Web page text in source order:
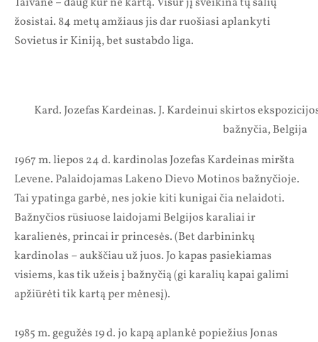
žosistai. 84 metų amžiaus jis dar ruošiasi aplankyti
Sovietus ir Kiniją, bet sustabdo liga.
Kard. Jozefas Kardeinas. J. Kardeinui skirtos
bažnyčia, Belgija
1967 m. liepos 24 d. kardinolas Jozefas Kardeinas miršta
Levene. Palaidojamas Lakeno Dievo Motinos bažnyčioje.
Tai ypatinga garbė, nes jokie kiti kunigai čia nelaidoti.
Bažnyčios rūsiuose laidojami Belgijos karaliai ir
karalienės, princai ir princesės. (Bet darbininkų
kardinolas – aukščiau už juos. Jo kapas pasiekiamas
visiems, kas tik užeis į bažnyčią (gi karalių kapai galimi
apžiūrėti tik kartą per mėnesį).
1985 m. gegužės 19 d. jo kapą aplankė popiežius Jonas